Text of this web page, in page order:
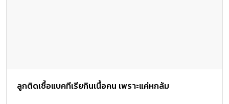
ลูกติดเชื้อแบคทีเรียกินเนื้อคน เพราะแค่หกล้ม